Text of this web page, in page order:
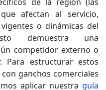
afectan al servicio,
o dinámicas del
demuestra una
competidor externo o
Para estructurar estos
ganchos comerciales
aplicar nuestra guía